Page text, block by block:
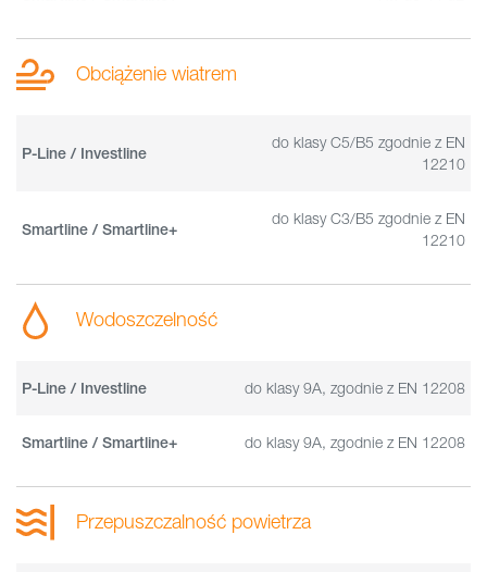
Obciążenie wiatrem
P-Line / Investline
do klasy C5/B5 zgodnie z EN
12210
Smartline / Smartline+
do klasy C3/B5 zgodnie z EN
12210
Wodoszczelność
P-Line / Investline do klasy 9A, zgodnie z EN 12208
Smartline / Smartline+ do klasy 9A, zgodnie z EN 12208
Przepuszczalność powietrza